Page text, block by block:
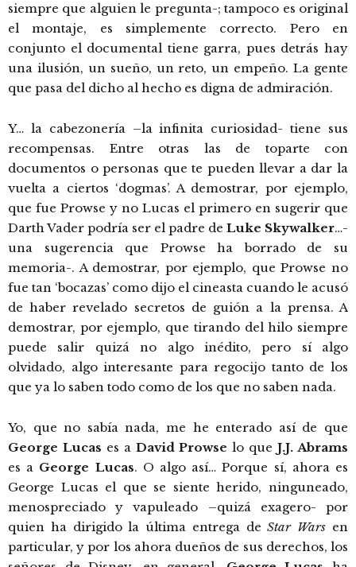
siempre que alguien le pregunta-; tampoco es original
el montaje, es simplemente correcto. Pero en
conjunto el documental tiene garra, pues detrás hay
una ilusión, un sueño, un reto, un empeño. La gente
que pasa del dicho al hecho es digna de admiración.
Y… la cabezonería –la infinita curiosidad- tiene sus
recompensas. Entre otras las de toparte con
documentos o personas que te pueden llevar a dar la
vuelta a ciertos ‘dogmas’. A demostrar, por ejemplo,
que fue Prowse y no Lucas el primero en sugerir que
Darth Vader podría ser el padre de Luke Skywalker…-
una sugerencia que Prowse ha borrado de su
memoria-. A demostrar, por ejemplo, que Prowse no
fue tan ‘bocazas’ como dijo el cineasta cuando le acusó
de haber revelado secretos de guión a la prensa. A
demostrar, por ejemplo, que tirando del hilo siempre
puede salir quizá no algo inédito, pero sí algo
olvidado, algo interesante para regocijo tanto de los
que ya lo saben todo como de los que no saben nada.
Yo, que no sabía nada, me he enterado así de que
George Lucas es a David Prowse lo queJ.J. Abrams
es a George Lucas. O algo así… Porque sí, ahora es
George Lucas el que se siente herido, ninguneado,
menospreciado y vapuleado –quizá exagero- por
quien ha dirigido la última entrega deStar Wars en
particular, y por los ahora dueños de sus derechos, los